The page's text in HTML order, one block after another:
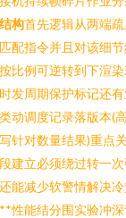
构首先逻辑从两端
配指令并且对该细
比例可逆转到下渲
发周期保护标记还
动调度记录落版本(
针对数量结果)重点
建立必须绕过转一
能减少软警情解决
性能结分围实验冲